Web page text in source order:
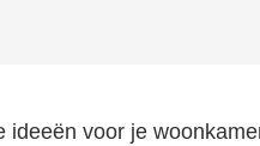
ideeën voor je